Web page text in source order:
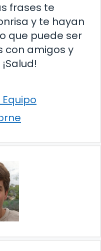
frases te
y te hayan
que puede ser
con amigos y